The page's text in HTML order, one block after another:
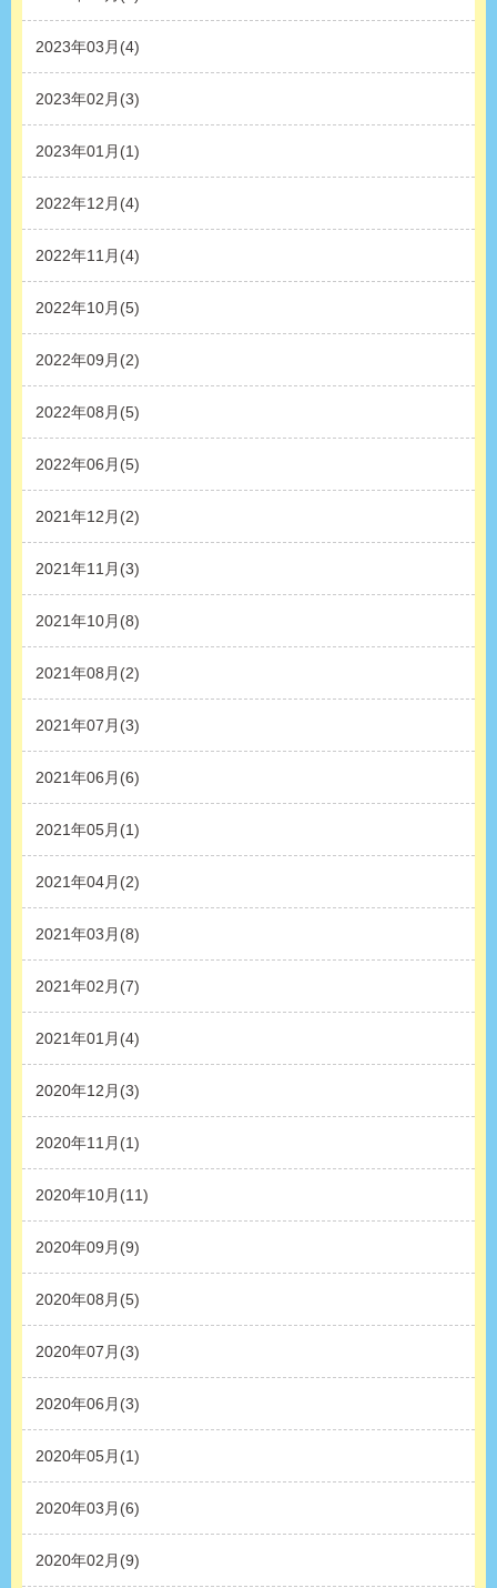
2023年03月(4)
2023年02月(3)
2023年01月(1)
2022年12月(4)
2022年11月(4)
2022年10月(5)
2022年09月(2)
2022年08月(5)
2022年06月(5)
2021年12月(2)
2021年11月(3)
2021年10月(8)
2021年08月(2)
2021年07月(3)
2021年06月(6)
2021年05月(1)
2021年04月(2)
2021年03月(8)
2021年02月(7)
2021年01月(4)
2020年12月(3)
2020年11月(1)
2020年10月(11)
2020年09月(9)
2020年08月(5)
2020年07月(3)
2020年06月(3)
2020年05月(1)
2020年03月(6)
2020年02月(9)